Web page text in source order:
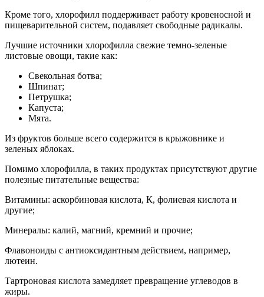
Кроме того, хлорофилл поддерживает работу кровеносной и
пищеварительной систем, подавляет свободные радикалы.
Лучшие источники хлорофилла свежие темно-зеленые
листовые овощи, такие как:
Свекольная ботва;
Шпинат;
Петрушка;
Капуста;
Мята.
Из фруктов больше всего содержится в крыжовнике и
зеленых яблоках.
Помимо хлорофилла, в таких продуктах присутствуют другие
полезные питательные вещества:
Витамины: аскорбиновая кислота, К, фолиевая кислота и
другие;
Минералы: калий, магний, кремний и прочие;
Флавоноиды с антиоксидантным действием, например,
лютеин.
Тартроновая кислота замедляет превращение углеводов в
жиры.